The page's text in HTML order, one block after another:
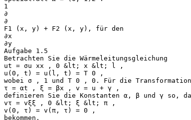
1
∂
∂
F1 (x, y) + F2 (x, y), für den
∂x
∂y
Aufgabe 1.5
Betrachten Sie die Wärmeleitungsgleichung
ut = σu xx , 0 &lt; x &lt; l ,
u(0, t) = u(l, t) = T 0 ,
wobei σ , 1 und T 0 , 0. Für die Transformation
τ = αt , ξ = βx , v = u + γ ,
definieren Sie die Konstanten α, β und γ so,
vτ = vξξ , 0 &lt; ξ &lt; π ,
v(0, τ) = v(π, τ) = 0 ,
bekommen.